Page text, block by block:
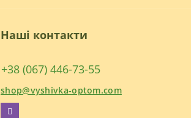
Наші контакти
+38 (067) 446-73-55
shop@vyshivka-optom.com